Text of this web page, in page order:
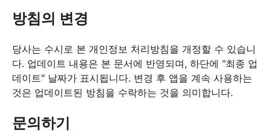
방침의 변경
당사는 수시로 본 개인정보 처리방침을 개정할 수 있습니
다. 업데이트 내용은 본 문서에 반영되며, 하단에 "최종 업
데이트" 날짜가 표시됩니다. 변경 후 앱을 계속 사용하는
것은 업데이트된 방침을 수락하는 것을 의미합니다.
문의하기